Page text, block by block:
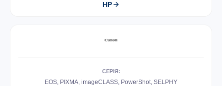
HP
СЕРІЯ:
EOS, PIXMA, imageCLASS, PowerShot, SELPHY